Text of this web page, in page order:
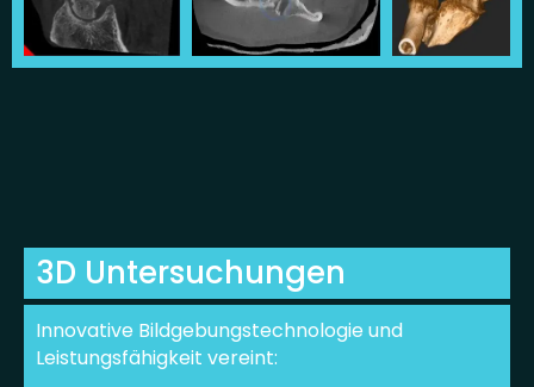
3D Untersuchungen
Innovative Bildgebungstechnologie und
Leistungsfähigkeit vereint: